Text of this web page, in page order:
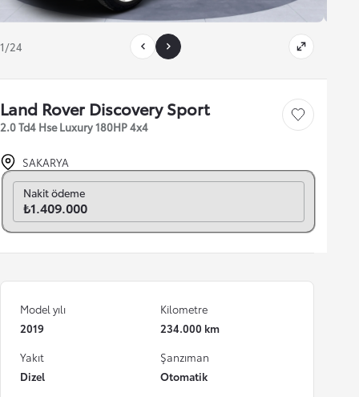
1/24
Land Rover Discovery Sport
2.0 Td4 Hse Luxury 180HP 4x4
Save car
SAKARYA
Nakit ödeme
₺1.409.000
Model yılı
2019
Kilometre
234.000 km
Yakıt
Dizel
Şanzıman
Otomatik